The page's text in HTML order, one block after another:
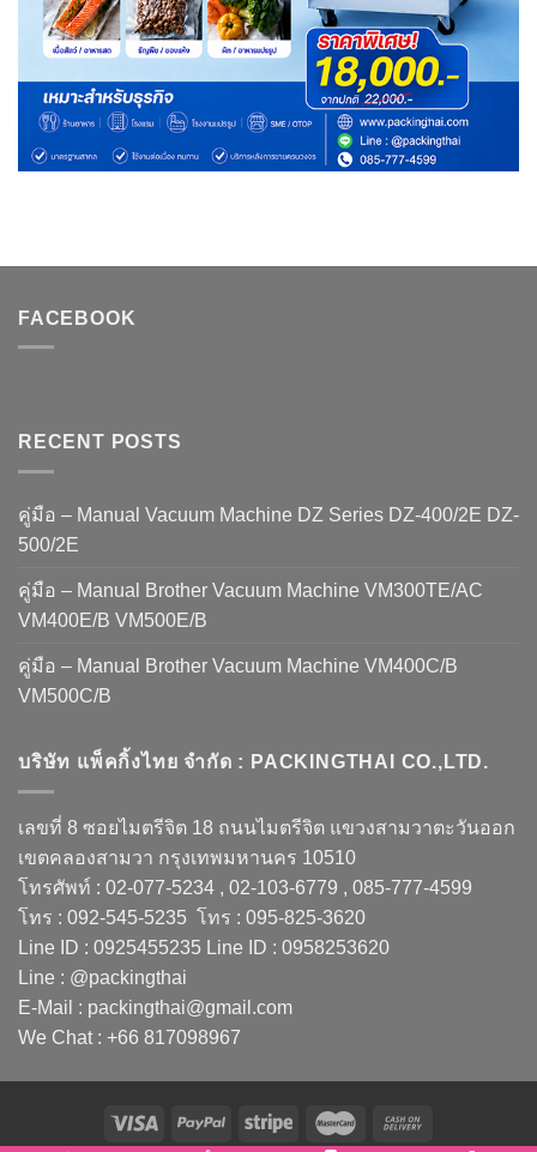
FACEBOOK
RECENT POSTS
คู่มือ – Manual Vacuum Machine DZ Series DZ-400/2E DZ-
500/2E
คู่มือ – Manual Brother Vacuum Machine VM300TE/AC
VM400E/B VM500E/B
คู่มือ – Manual Brother Vacuum Machine VM400C/B
VM500C/B
บริษัท แพ็คกิ้งไทย จำกัด : PACKINGTHAI CO.,LTD.
เลขที่ 8 ซอยไมตรีจิต 18 ถนนไมตรีจิต แขวงสามวาตะวันออก
เขตคลองสามวา กรุงเทพมหานคร 10510
โทรศัพท์ : 02-077-5234 , 02-103-6779 , 085-777-4599
โทร : 092-545-5235 โทร : 095-825-3620
Line ID : 0925455235 Line ID : 0958253620
Line : @packingthai
E-Mail : packingthai@gmail.com
We Chat : +66 817098967